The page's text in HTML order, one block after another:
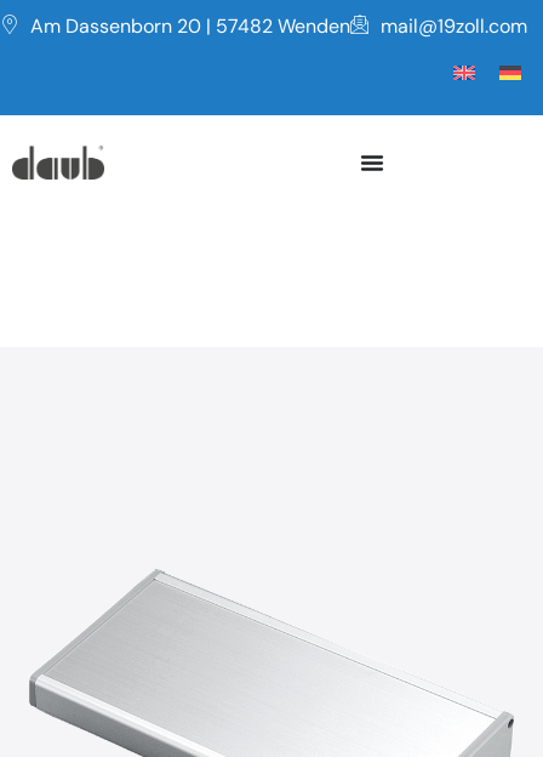
Am Dassenborn 20 | 57482 Wenden mail@19zoll.com